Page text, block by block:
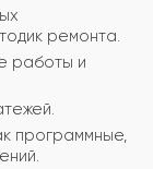
ремонта.
работы и
программные,